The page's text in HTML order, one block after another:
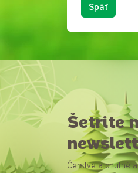
Späť
Šetrite
Čerstvé a chutné